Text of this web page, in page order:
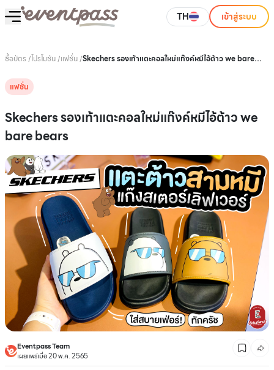
TH เข้าสู่ระบบ
ซื้อบัตร /โปรโมชัน/แฟชั่น/Skechers รองเท้าแตะคอลใหม่แก๊งค์หมีไอ้ต้าว we bare
แฟชั่น
Skechers รองเท้าแตะคอลใหม่แก๊งค์หมีไอ้ต้าว we
bare bears
Eventpass Team
เผยแพร่เมื่อ 20 พ.ค. 2565